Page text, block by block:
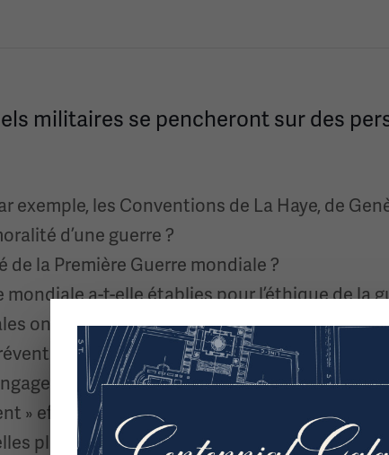
militaires se pencheront sur des
exemple, les Conventions de La Haye, de
d’une guerre ?
la Première Guerre mondiale ?
mondiale a-t-elle établies pour l’éthique de la
ont-elles évolué ? La guerre est-elle un
? Quelles en sont les implications
» contribue-t-elle aux crimes de
» efficaces contribuent-elles au succès au
plus que de simples outils moraux dans